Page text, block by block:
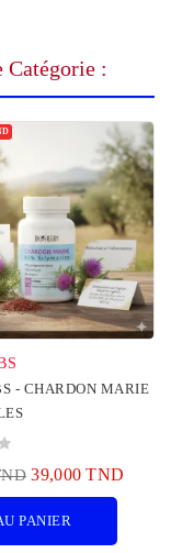
Catégorie :
- CHARDON MARIE
39,000 TND
PANIER